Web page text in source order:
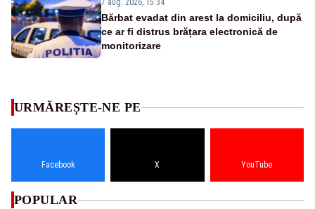
7 aug. 2026, 15:34
Bărbat evadat din arest la domiciliu, după
ce ar fi distrus brățara electronică de
monitorizare
URMĂREȘTE-NE PE
Facebook X YouTube
POPULAR